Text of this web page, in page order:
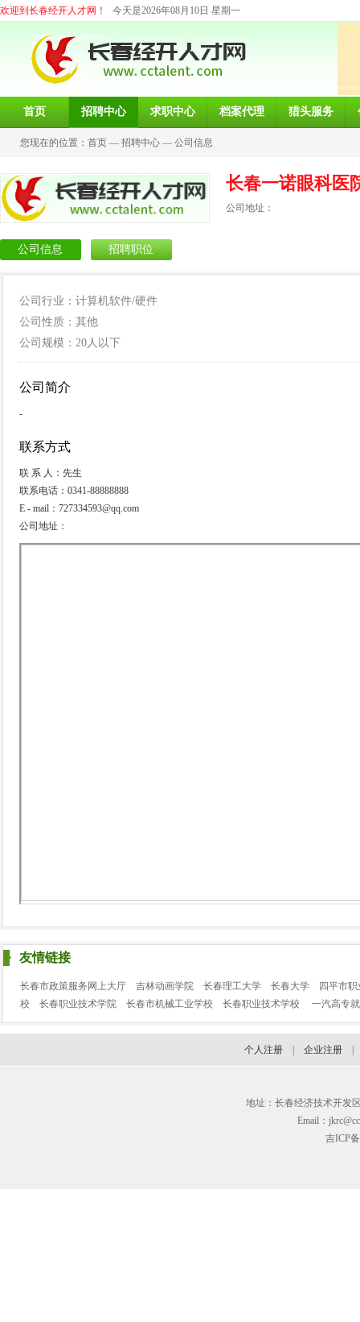
欢迎到长春经开人才网！ 今天是2026年08月10日 星期一
首页 招聘中心 求职中心 档案代理 猎头服务
您现在的位置： 首页 — 招聘中心 — 公司信息
长春一诺眼科医
公司地址：
公司信息 招聘职位
公司行业：计算机软件/硬件
公司性质：其他
公司规模：20人以下
公司简介
-
联系方式
联 系 人：先生
联系电话：0341-88888888
E - mail：727334593@qq.com
公司地址：
友情链接
长春市政策服务网上大厅 吉林动画学院 长春理工大学 长春大学
四平市
校
长春职业技术学院 长春市机械工业学校 长春职业技术学校 一汽高专
个人注册 企业注册
地址：长春经济技术开发
Email：
吉ICP